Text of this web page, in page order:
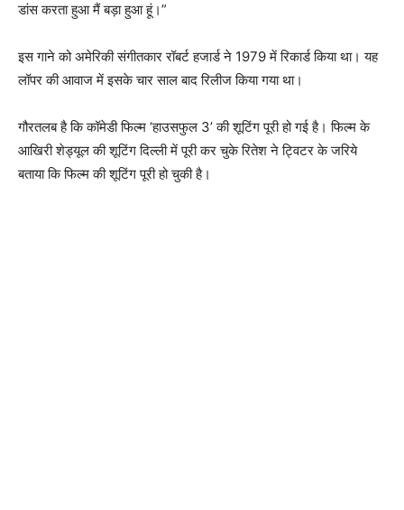
डांस करता हुआ मैं बड़ा हुआ हूं।”
इस गाने को अमेरिकी संगीतकार रॉबर्ट हजार्ड ने 1979 में रिकार्ड किया था। यह
लॉपर की आवाज में इसके चार साल बाद रिलीज किया गया था।
गौरतलब है कि कॉमेडी फिल्‍म ‘हाउसफुल 3’ की शूटिंग पूरी हो गई है। फिल्म के
आखिरी शेड्यूल की शूटिंग दिल्ली में पूरी कर चुके रितेश ने ट्विटर के जरिये
बताया कि फिल्म की शूटिंग पूरी हो चुकी है।